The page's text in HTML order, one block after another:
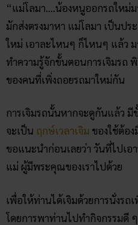
“แม่โลมา….น้องหนูออกรถใหม่ม
มักส่งตรงมาหา แม่โลมา เป็นป
ใหม่ เอาละไหนๆ ก็ไหนๆ แล้ว
ทำความรู้จักขั้นตอนการเจิมรถ
ของคนที่เพิ่งถอยรถมาใหม่กัน
การเจิมรถนั้นหากจะดูกันแล้ว มี
จะเป็น ฤกษ์เวลาเจิม ของใช้ต้อ
ขอแนะนำก่อนเลยว่า วันที่ไปเ
แม่ ผู้มีพระคุณของเราไปด้วย
เพื่อให้ท่านได้เจิมด้วยการนั่งรถ
โดยการพาท่านไปทำกิจกรรมดี